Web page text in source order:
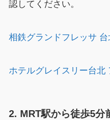
認してください。
相鉄グランドフレッサ
ホテルグレイスリー台北
2. MRT駅から徒歩5分